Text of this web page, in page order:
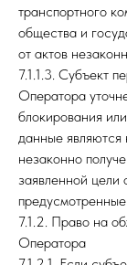
транспортного
общества и
от актов
7.1.1.3. Субъект
Оператора
блокирования
данные
незаконно
заявленной цели
7.1.2. Право на
Оператора